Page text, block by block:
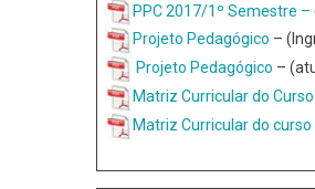
PPC 2017/1º Semestre –
Projeto Pedagógico –
Projeto Pedagógico –
Matriz Curricular do
Matriz Curricular do